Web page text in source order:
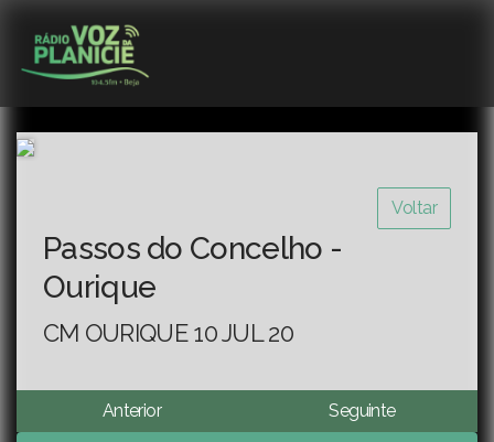
Voltar
Passos do Concelho -
Ourique
CM OURIQUE 10 JUL 20
Anterior Seguinte